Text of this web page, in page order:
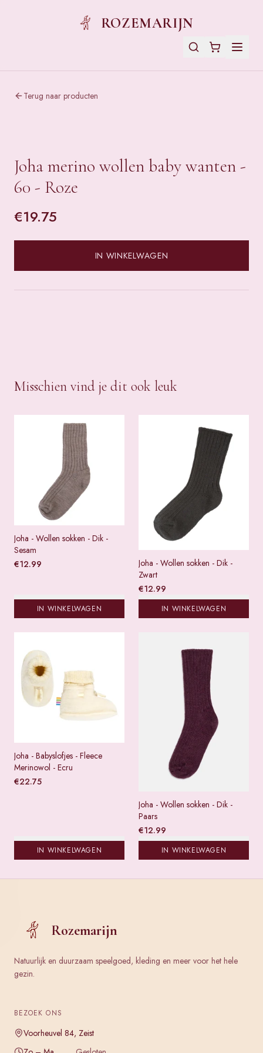
ROZEMARIJN
Terug naar producten
Joha merino wollen baby wanten -
60 - Roze
€19.75
IN WINKELWAGEN
Misschien vind je dit ook leuk
Joha - Wollen sokken - Dik -
Sesam
€12.99
IN WINKELWAGEN
Joha - Wollen sokken - Dik -
Zwart
€12.99
IN WINKELWAGEN
Joha - Babyslofjes - Fleece
Merinowol - Ecru
€22.75
IN WINKELWAGEN
Joha - Wollen sokken - Dik -
Paars
€12.99
IN WINKELWAGEN
Rozemarijn
Natuurlijk en duurzaam speelgoed, kleding en meer voor het hele
gezin.
BEZOEK ONS
Voorheuvel 84, Zeist